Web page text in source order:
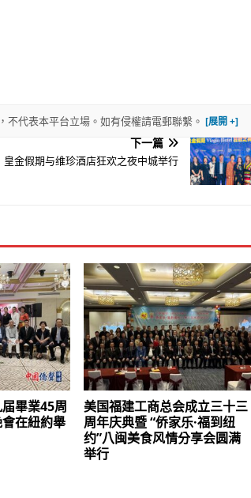
代表本平台立場。如有侵權請電郵聯繫。
下一篇
皇金假期与维珍酒店狂欢之夜中城举行
畢業45周
在紐約舉
美国福建工商总会成立三十三
周年庆典暨 “侨家乐·福到纽
约”八闽美食风情分享会圆满
举行